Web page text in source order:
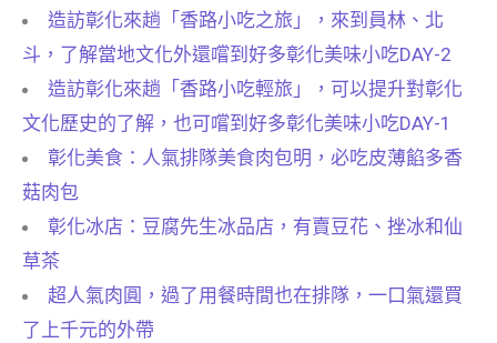
造訪彰化來趟「香路小吃之旅」，來到員林、北
斗，了解當地文化外還嚐到好多彰化美味小吃DAY-2
造訪彰化來趟「香路小吃輕旅」，可以提升對彰化
文化歷史的了解，也可嚐到好多彰化美味小吃DAY-1
彰化美食：人氣排隊美食肉包明，必吃皮薄餡多香
菇肉包
彰化冰店：豆腐先生冰品店，有賣豆花、挫冰和仙
草茶
超人氣肉圓，過了用餐時間也在排隊，一口氣還買
了上千元的外帶